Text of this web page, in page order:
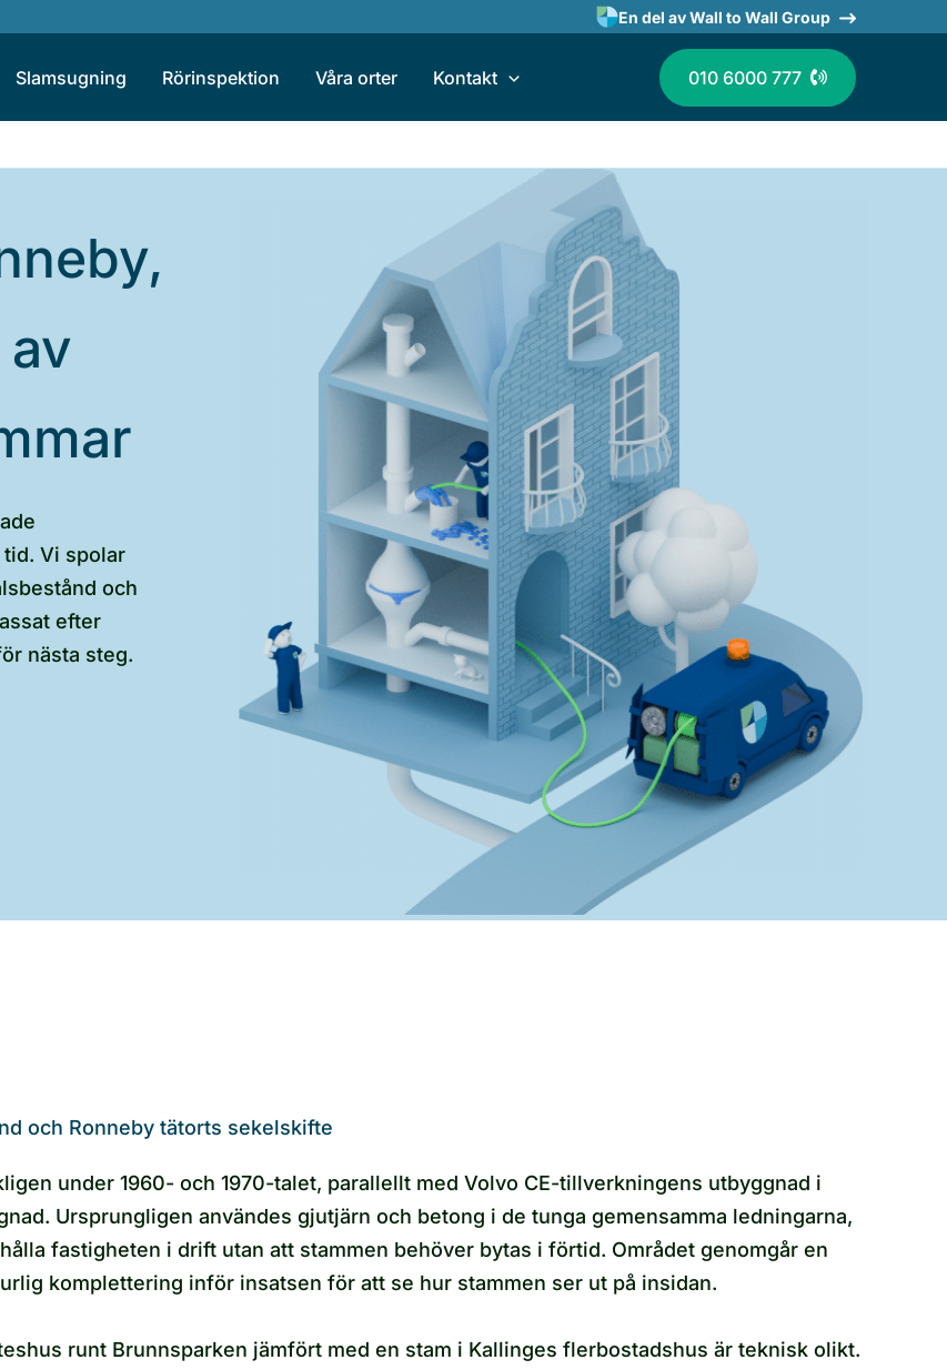
En del av Wall to Wall Group
Slamsugning Rörinspektion Våra orter Kontakt 010 6000 777
Vi spolar
och
efter
nästa steg.
och Ronneby tätorts sekelskifte
under 1960- och 1970-talet, parallellt med Volvo CE-tillverkningens utbyggnad i
Ursprungligen användes gjutjärn och betong i de tunga gemensamma ledningarna,
fastigheten i drift utan att stammen behöver bytas i förtid. Området genomgår en
komplettering inför insatsen för att se hur stammen ser ut på insidan.
runt Brunnsparken jämfört med en stam i Kallinges flerbostadshus är teknisk olikt.